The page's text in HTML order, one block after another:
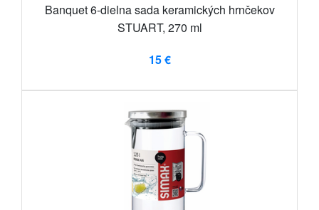
Banquet 6-dielna sada keramických hrnčekov
STUART, 270 ml
15 €